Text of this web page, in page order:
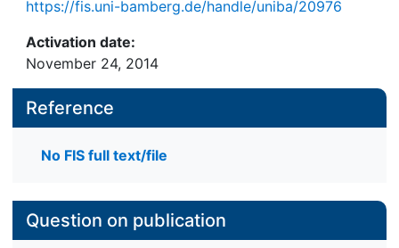
https://fis.uni-bamberg.de/handle/uniba/20976
Activation date:
November 24, 2014
Reference
No FIS full text/file
Question on publication